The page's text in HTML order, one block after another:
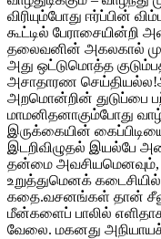
விரியும்போது ஈர்ப்பின்
கூட்டில் பேராசையின்றி
தலைவனின் அகலகால்
அது ஒட்டுமொத்த
அசாதாரண
அறமொன்றின் துடுப்பை
மாமனிதனாகும்போது
இருக்கையின்
இடறிவிழுதல் இயல்பே
தன்மை
உறுத்துமெனக்
கதை.வசனங்கள் தான்
மீன்களைப் பாலில்
வேலை. மகனது